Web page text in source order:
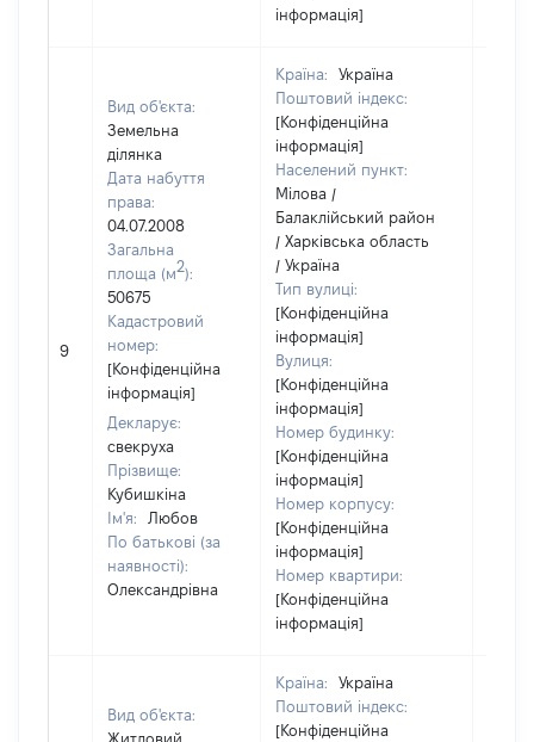
інформація]
9
Вид об'єкта:
Земельна
ділянка
Дата набуття
права:
04.07.2008
Загальна
площа (м2):
50675
Кадастровий
номер:
[Конфіденційна
інформація]
Декларує:
свекруха
Прізвище:
Кубишкіна
Ім'я:
Любов
По батькові (за
наявності):
Олександрівна
Країна:
Україна
Поштовий індекс:
[Конфіденційна
інформація]
Населений пункт:
Мілова /
Балаклійський район
/ Харківська область
/ Україна
Тип вулиці:
[Конфіденційна
інформація]
Вулиця:
[Конфіденційна
інформація]
Номер будинку:
[Конфіденційна
інформація]
Номер корпусу:
[Конфіденційна
інформація]
Номер квартири:
[Конфіденційна
інформація]
Вид об'єкта:
Житловий
Країна:
Україна
Поштовий індекс:
[Конфіденційна